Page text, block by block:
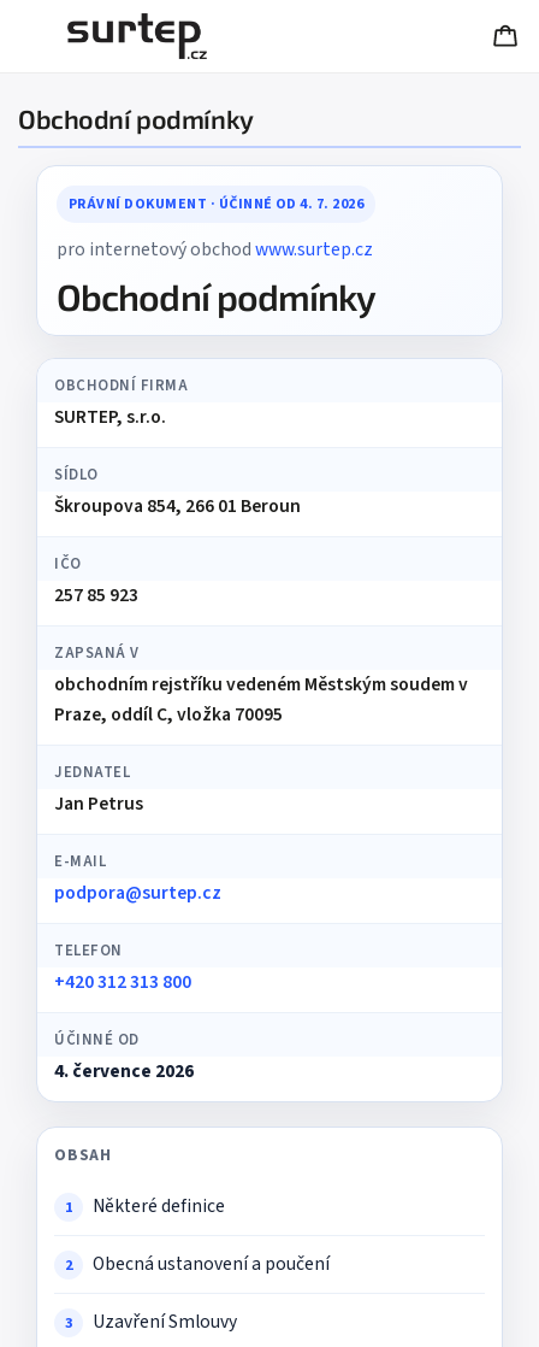
Obchodní podmínky
PRÁVNÍ DOKUMENT · ÚČINNÉ OD 4. 7. 2026
pro internetový obchodwww.surtep.cz
Obchodní podmínky
OBCHODNÍ FIRMA
SURTEP, s.r.o.
SÍDLO
Škroupova 854, 266 01 Beroun
IČO
257 85 923
ZAPSANÁ V
obchodním rejstříku vedeném Městským soudem v
Praze, oddíl C, vložka 70095
JEDNATEL
Jan Petrus
E-MAIL
podpora@surtep.cz
TELEFON
+420 312 313 800
ÚČINNÉ OD
4. července 2026
OBSAH
Některé definice
Obecná ustanovení a poučení
Uzavření Smlouvy